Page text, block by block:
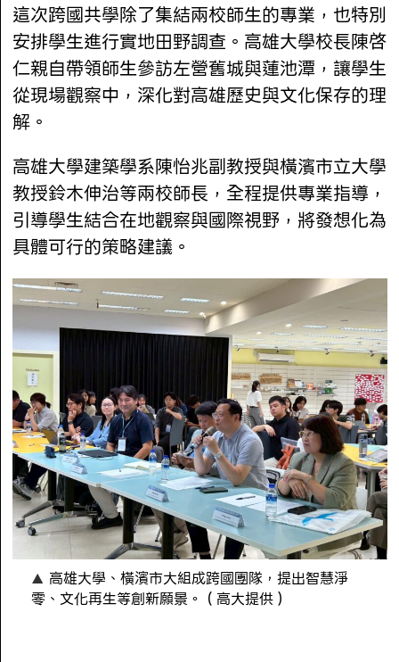
這次跨國共學除了集結兩校師生的專業，也特別
安排學生進行實地田野調查。高雄大學校長陳啓
仁親自帶領師生參訪左營舊城與蓮池潭，讓學生
從現場觀察中，深化對高雄歷史與文化保存的理
解。
高雄大學建築學系陳怡兆副教授與橫濱市立大學
教授鈴木伸治等兩校師長，全程提供專業指導，
引導學生結合在地觀察與國際視野，將發想化為
具體可行的策略建議。
高雄大學、橫濱市大組成跨國團隊，提出智慧淨
零、文化再生等創新願景。（高大提供）